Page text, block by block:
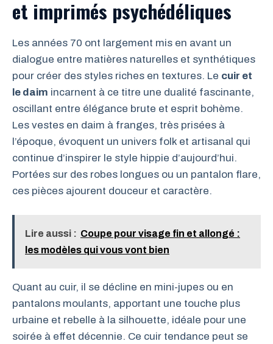
et imprimés psychédéliques
Les années 70 ont largement mis en avant un
dialogue entre matières naturelles et synthétiques
pour créer des styles riches en textures. Le cuir et
le daim incarnent à ce titre une dualité fascinante,
oscillant entre élégance brute et esprit bohème.
Les vestes en daim à franges, très prisées à
l’époque, évoquent un univers folk et artisanal qui
continue d’inspirer le style hippie d’aujourd’hui.
Portées sur des robes longues ou un pantalon flare,
ces pièces ajourent douceur et caractère.
Lire aussi : Coupe pour visage fin et allongé :
les modèles qui vous vont bien
Quant au cuir, il se décline en mini-jupes ou en
pantalons moulants, apportant une touche plus
urbaine et rebelle à la silhouette, idéale pour une
soirée à effet décennie. Ce cuir tendance peut se